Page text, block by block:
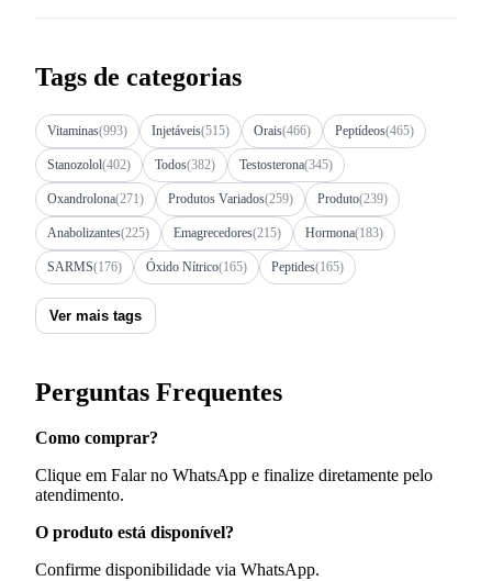
Tags de categorias
Vitaminas(993) Injetáveis(515) Orais(466) Peptídeos(465)
Stanozolol(402) Todos(382) Testosterona(345)
Oxandrolona(271) Produtos Variados(259) Produto(239)
Anabolizantes(225) Emagrecedores(215) Hormona(183)
SARMS(176) Óxido Nítrico(165) Peptides(165)
Ver mais tags
Perguntas Frequentes
Como comprar?
Clique em Falar no WhatsApp e finalize diretamente pelo
atendimento.
O produto está disponível?
Confirme disponibilidade via WhatsApp.